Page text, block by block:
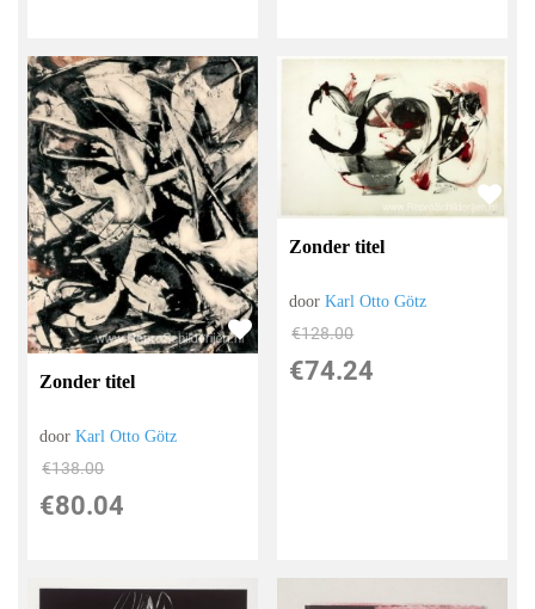
Zonder titel
doorKarl Otto Götz
€138.00
€80.04
Zonder titel
doorKarl Otto Götz
€128.00
€74.24